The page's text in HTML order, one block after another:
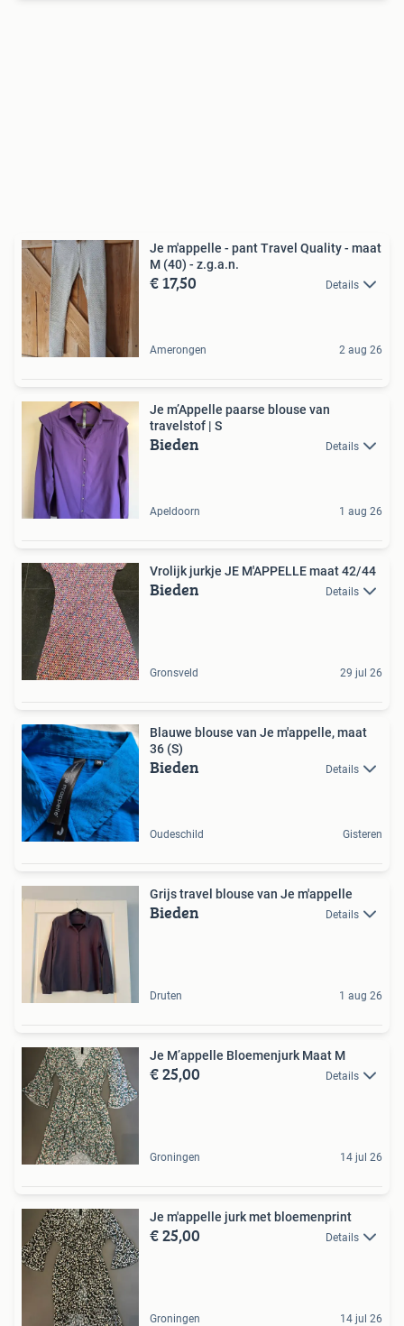
Je m'appelle - pant Travel Quality - maat
M (40) - z.g.a.n.
€ 17,50 Details
Amerongen 2 aug 26
Je m’Appelle paarse blouse van
travelstof | S
Bieden Details
Apeldoorn 1 aug 26
Vrolijk jurkje JE M'APPELLE maat 42/44
Bieden Details
Gronsveld 29 jul 26
Blauwe blouse van Je m'appelle, maat
36 (S)
Bieden Details
Oudeschild Gisteren
Grijs travel blouse van Je m'appelle
Bieden Details
Druten 1 aug 26
Je M’appelle Bloemenjurk Maat M
€ 25,00 Details
Groningen 14 jul 26
Je m'appelle jurk met bloemenprint
€ 25,00 Details
Groningen 14 jul 26